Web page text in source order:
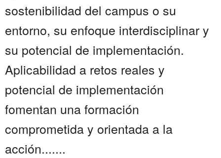
sostenibilidad del campus o su
entorno, su enfoque interdisciplinar y
su potencial de implementación.
Aplicabilidad a retos reales y
potencial de implementación
fomentan una formación
comprometida y orientada a la
acción.......